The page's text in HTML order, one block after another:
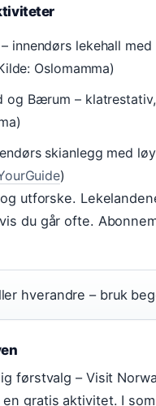
– innendørs lekehall
Oslomamma)
og Bærum –
skianlegg med
)
utforske.
du går ofte.
hverandre – bruk
førstvalg – Visit
gratis aktivitet. I